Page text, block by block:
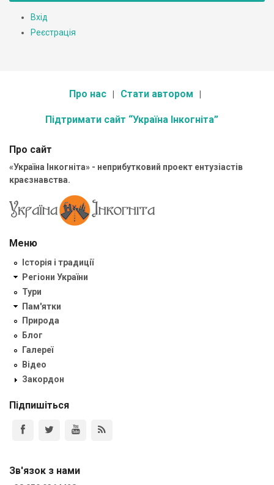
Вхід
Реєстрація
Про нас Стати автором
Підтримати сайт “Україна Інкогніта”
Про сайт
«Україна Інкогніта» - неприбутковий проект ентузіастів
краєзнавства.
Меню
Історія і традиції
Регіони України
Тури
Пам'ятки
Природа
Блог
Галереї
Відео
Закордон
Підпишіться
Зв'язок з нами